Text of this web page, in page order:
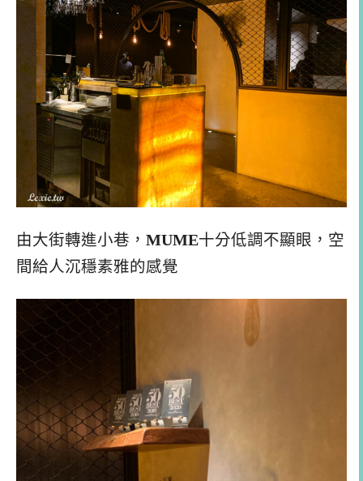
由大街轉進小巷， MUME十分低調不顯眼，空
間給人沉穩素雅的感覺